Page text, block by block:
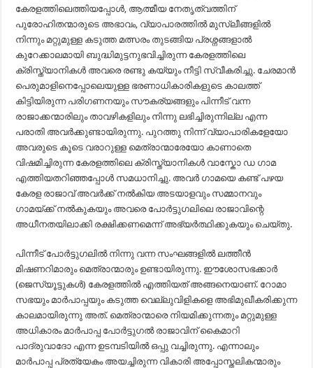
കേരളത്തിലെത്തിയപ്പോൾ, ആത്മീയ നേതൃത്വത്തിന്‌
പുരോഹിതന്മാരുടെ അഭാവം, വ്യാപാരത്തിൽ മുസ്ലീങ്ങളിൽ
നിന്നും മറ്റുമുള്ള കടുത്ത മത്സരം തുടങ്ങിയ പ്രശ്നങ്ങളാൽ
കുറേക്കാലമായി ബുദ്ധിമുട്ടനുഭവിച്ചിരുന്ന കേരളത്തിലെ
ക്രിസ്ത്യാനികൾ അവരെ രണ്ടു കയ്യും നീട്ടി സ്വീകരിച്ചു. ചേരമാൻ
പെരുമാളിനെപ്പോലെയുള്ള ഭരണാധികാരികളുടെ കാലത്ത്‌
കിട്ടിയിരുന്ന പരിഗണനയും സൗകര്യങ്ങളും പിന്നീട്‌ വന്ന
രാജാക്കന്മാരിലും താവഴികളിലും നിന്നു ലഭിച്ചിരുന്നില്ല എന്ന
പരാതി അവർക്കുണ്ടായിരുന്നു. പുറത്തു നിന്ന് വ്യാപാരികളേയോ
അവരുടെ കൂടെ വരാറുള്ള മെത്രാന്മാരേയോ കാണാതെ
വിഷമിച്ചിരുന്ന കേരളത്തിലെ ക്രിസ്ത്യാനികൾ വാസ്കോ ഡ ഗാമ
എത്തിയതറിഞ്ഞപ്പോൾ സമധാനിച്ചു. അവർ ഗാമയെ കണ്ട്‌ പഴയ
കേരള രാജാവ്‌ അവർക്ക്‌ നൽകിയ അടയാളവും സമ്മാനവും
ഗാമയ്ക്ക്‌ നൽകുകയും അവരെ പോർട്ടുഗലിലെ രാജാവിന്റെ
അധീനതയിലാക്കി രക്ഷിക്കണമെന്ന് അഭ്യർത്ഥിക്കുകയും ചെയ്തു.
പിന്നീട്‌ പോർട്ടുഗലിൽ നിന്നു വന്ന സംഘങ്ങളിൽ ലത്തീൻ
മിഷണറിമാരും മെത്രാന്മാരും ഉണ്ടായിരുന്നു. ഈശോസഭക്കാർ
(ജെസ്യൂട്ടുകൾ) കേരളത്തിൽ എത്തിയത് അങ്ങനെയാണ്‌. റോമാ
സഭയും മാർപാപ്പയും കടുത്ത വെല്ലുവിളികളെ അഭിമുഖീകരിക്കുന്ന
കാലമായിരുന്നു അത്‌. മെത്രാന്മാരെ നിയമിക്കുന്നതും മറ്റുമുള്ള
അധികാരം മാർപാപ്പ പോർട്ടുഗൽ രാജാവിന്‌ കൈമാറി
പാദ്രുവാദോ എന്ന ഉടമ്പടിയിൽ ഒപ്പു വച്ചിരുന്നു. എന്നാലും
മാർപാപ്പ പ്രത്യേകം അയച്ചിരുന്ന വികാരി അപ്പോസ്തലികന്മാരും